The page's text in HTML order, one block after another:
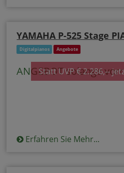
YAMAHA P-525 Stage
Digitalpianos Angebote
Statt UVP € 2.286,--
ANGEBOT solange
Erfahren Sie Mehr...